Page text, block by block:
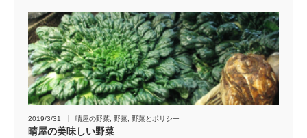
2019/3/31 晴屋の野菜, 野菜, 野菜とポリシー
晴屋の美味しい野菜